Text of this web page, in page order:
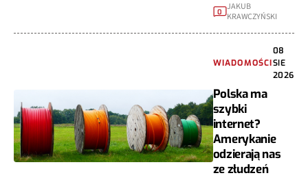
0 JAKUB
KRAWCZYŃSKI
WIADOMOŚCI
08
SIE
2026
Polska ma
szybki
internet?
Amerykanie
odzierają nas
ze złudzeń